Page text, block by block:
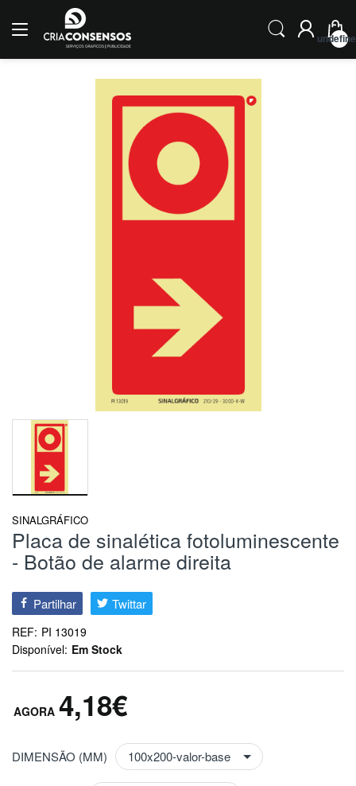
SINALGRÁFICO
Placa de sinalética fotoluminescente
- Botão de alarme direita
Partilhar Twittar
REF: PI 13019
Disponível: Em Stock
4,18€
DIMENSÃO (MM)